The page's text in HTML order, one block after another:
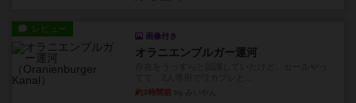
レビュー
画像付き
オラニエンブルガー運河
約3時間前